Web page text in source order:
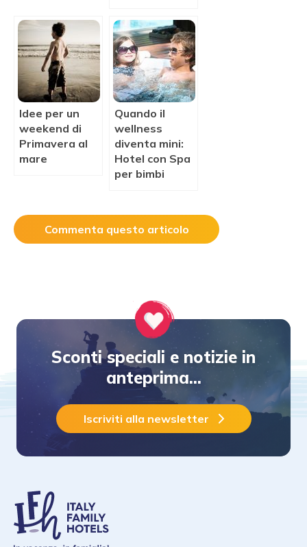
Idee per un
weekend di
Primavera al
mare
Quando il
wellness
diventa mini:
Hotel con Spa
per bimbi
Commenta questo articolo
Sconti speciali e notizie in
anteprima...
Iscriviti alla newsletter